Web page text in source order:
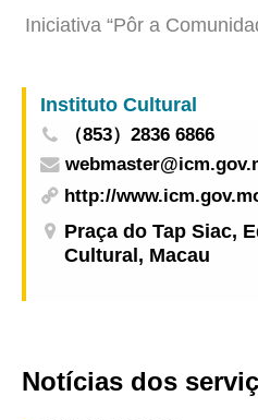
praias de Hac Sá e
Iniciativa “Pôr a
exercício e o alívio do
Instituto Cultural
（853）2836 6866
http://
Praça do Tap Siac,
Cultural, Macau
Notícias dos